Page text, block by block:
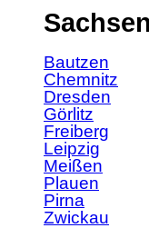
Bautzen
Chemnitz
Dresden
Görlitz
Freiberg
Leipzig
Meißen
Plauen
Pirna
Zwickau